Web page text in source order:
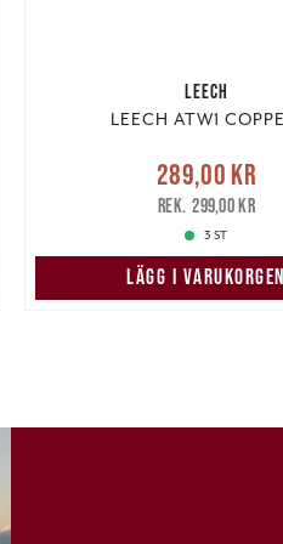
LEECH
LEECH ATW1
Nuvarande pris
Tidigare pris
289,00 kr
299,00 kr
3 ST
LÄGG I